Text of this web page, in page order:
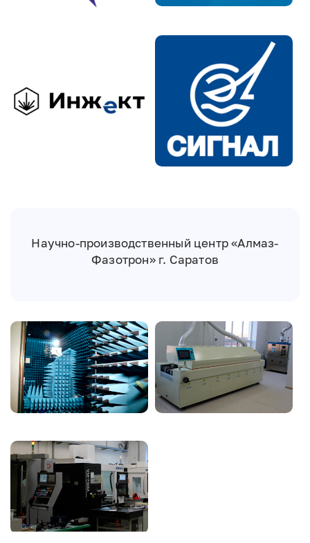
Image
Image
Научно-производственный центр «Алмаз-
Фазотрон» г. Саратов
Image Image
Image